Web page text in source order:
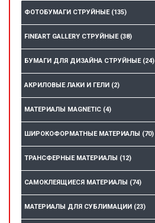
ФОТОБУМАГИ СТРУЙНЫЕ (135)
FINEART GALLERY СТРУЙНЫЕ (38)
БУМАГИ ДЛЯ ДИЗАЙНА СТРУЙНЫЕ (24)
АКРИЛОВЫЕ ЛАКИ И ГЕЛИ (2)
МАТЕРИАЛЫ MAGNETIC (4)
ШИРОКОФОРМАТНЫЕ МАТЕРИАЛЫ (70)
ТРАНСФЕРНЫЕ МАТЕРИАЛЫ (12)
САМОКЛЕЯЩИЕСЯ МАТЕРИАЛЫ (74)
МАТЕРИАЛЫ ДЛЯ СУБЛИМАЦИИ (23)